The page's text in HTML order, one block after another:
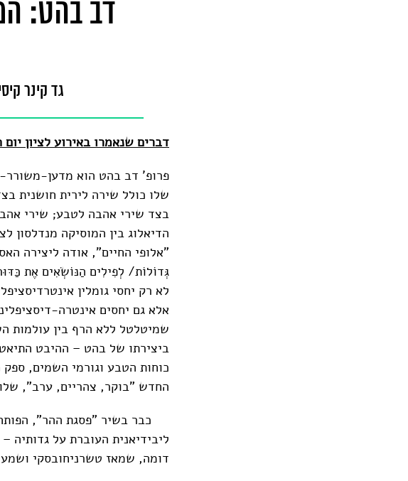
דב בהט:
גד קינר
דברים שנאמרו באירוע לציון יום
פרופ' דב בהט הוא מדען-משורר-
שלו כולל שירה לירית חושנית
בצד שירי אהבה לטבע; שירי
הדיאלוג בין המוסיקה מנדלסון
"אלופי החיים", אודה ליצירה
גְּדוֹלוֹת/ לְפִילִים הַנּוֹשְׂאִים אֶת
לא רק יחסי גומלין
אלא גם יחסים אינטרה-
שמיטלטל ללא הרף בין עולמות
ביצירתו של בהט – ההיבט
כוחות הטבע וגורמי השמים,
החדש "בוקר, צהריים, ערב",
כבר בשיר "פסגת ההר", הפותח
ליבידיאנית העוברת על גדותיה
דומה, שמאז טשרניחובסקי